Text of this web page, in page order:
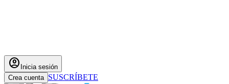
account_circle Inicia sesión
Crea cuenta SUSCRÍBETE